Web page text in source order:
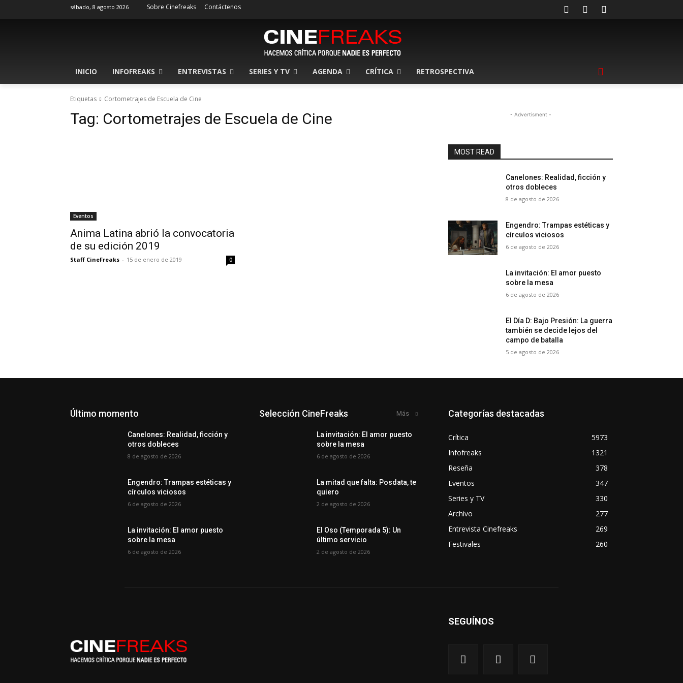
sábado, 8 agosto 2026 Sobre Cinefreaks Contáctenos
INICIO INFOFREAKS ENTREVISTAS SERIES Y TV AGENDA CRÍTICA RETROSPECTIVA
Etiquetas Cortometrajes de Escuela de Cine
Tag: Cortometrajes de Escuela de Cine
Eventos
Anima Latina abrió la convocatoria
de su edición 2019
Staff CineFreaks - 15 de enero de 2019 0
- Advertisment -
MOST READ
Canelones: Realidad, ficción y
otros dobleces
8 de agosto de 2026
Engendro: Trampas estéticas y
círculos viciosos
6 de agosto de 2026
La invitación: El amor puesto
sobre la mesa
6 de agosto de 2026
El Día D: Bajo Presión: La guerra
también se decide lejos del
campo de batalla
5 de agosto de 2026
Último momento
Canelones: Realidad, ficción y
otros dobleces
8 de agosto de 2026
Engendro: Trampas estéticas y
círculos viciosos
6 de agosto de 2026
La invitación: El amor puesto
sobre la mesa
6 de agosto de 2026
Selección CineFreaks Más
La invitación: El amor puesto
sobre la mesa
6 de agosto de 2026
La mitad que falta: Posdata, te
quiero
2 de agosto de 2026
El Oso (Temporada 5): Un
último servicio
2 de agosto de 2026
Categorías destacadas
Crítica
5973
Infofreaks
1321
Reseña
378
Eventos
347
Series y TV
330
Archivo
277
Entrevista Cinefreaks
269
Festivales
260
SEGUÍNOS